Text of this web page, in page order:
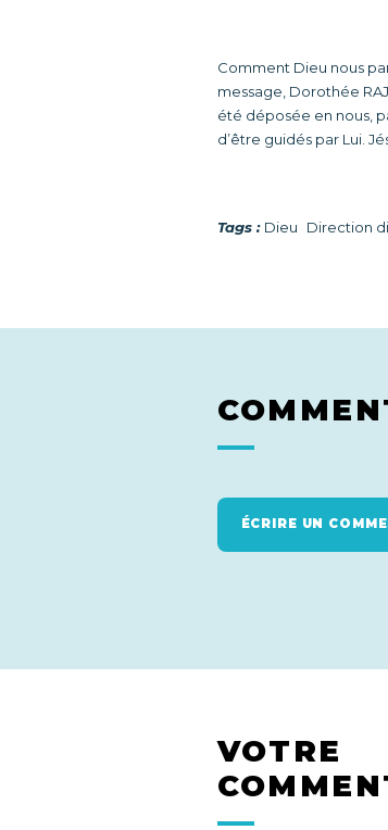
Comment Dieu nous
message, Dorothée
été déposée en nous,
d’être guidés par Lui.
Tags : Dieu Direction
ÉCRIRE UN
VOTRE